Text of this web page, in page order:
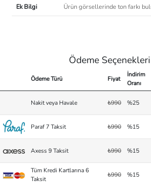
Ek Bilgi
Ürün görsellerinde ton farkı
Ödeme Seçenekleri
Ödeme Türü Fiyat
İndirim
Oranı
Nakit veya Havale ₺990 %25
Paraf 7 Taksit ₺990 %15
Axess 9 Taksit ₺990 %15
Tüm Kredi Kartlarına 6
Taksit
₺990 %15